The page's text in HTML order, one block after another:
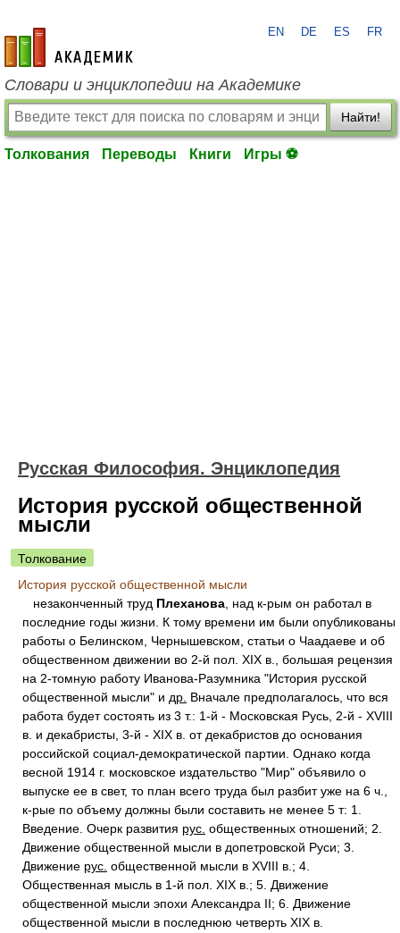
academic.ru
EN DE ES FR
Словари и энциклопедии на Академике
Найти!
Толкования Переводы Книги Игры ⚽
Русская Философия. Энциклопедия
История русской общественной
мысли
Толкование
История русской общественной мысли
незаконченный труд Плеханова , над к-рым он работал в
последние годы жизни. К тому времени им были опубликованы
работы о Белинском, Чернышевском, статьи о Чаадаеве и об
общественном движении во 2-й пол. XIX в., большая рецензия
на 2-томную работу Иванова-Разумника "История русской
общественной мысли" и др. Вначале предполагалось, что вся
работа будет состоять из 3 т.: 1-й - Московская Русь, 2-й - XVIII
в. и декабристы, 3-й - XIX в. от декабристов до основания
российской социал-демократической партии. Однако когда
весной 1914 г. московское издательство "Мир" объявило о
выпуске ее в свет, то план всего труда был разбит уже на 6 ч.,
к-рые по объему должны были составить не менее 5 т: 1.
Введение. Очерк развития рус. общественных отношений; 2.
Движение общественной мысли в допетровской Руси; 3.
Движение рус. общественной мысли в XVIII в.; 4.
Общественная мысль в 1-й пол. XIX в.; 5. Движение
общественной мысли эпохи Александра II; 6. Движение
общественной мысли в последнюю четверть XIX в.